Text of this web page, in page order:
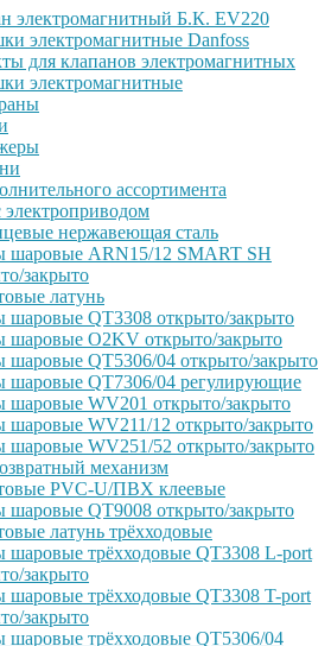
электромагнитный Б.К. EV220
электромагнитные Danfoss
для клапанов электромагнитных
электромагнитные
ассортимента
нержавеющая сталь
шаровые ARN15/12 SMART SH
закрыто
латунь
шаровые QT3308 открыто/закрыто
шаровые O2KV открыто/закрыто
шаровые QT5306/04 открыто/закрыто
шаровые QT7306/04 регулирующие
шаровые WV201 открыто/закрыто
шаровые WV211/12 открыто/закрыто
шаровые WV251/52 открыто/закрыто
механизм
PVC-U/ПВХ клеевые
шаровые QT9008 открыто/закрыто
латунь трёхходовые
шаровые трёхходовые QT3308 L-port
закрыто
шаровые трёхходовые QT3308 T-port
закрыто
шаровые трёхходовые QT5306/04